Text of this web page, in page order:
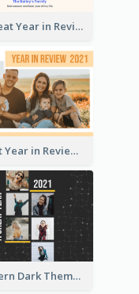
A Great Year in Review Photo Book
Event Year in Review Photo Book
Modern Dark Theme Year in Review Photo Book